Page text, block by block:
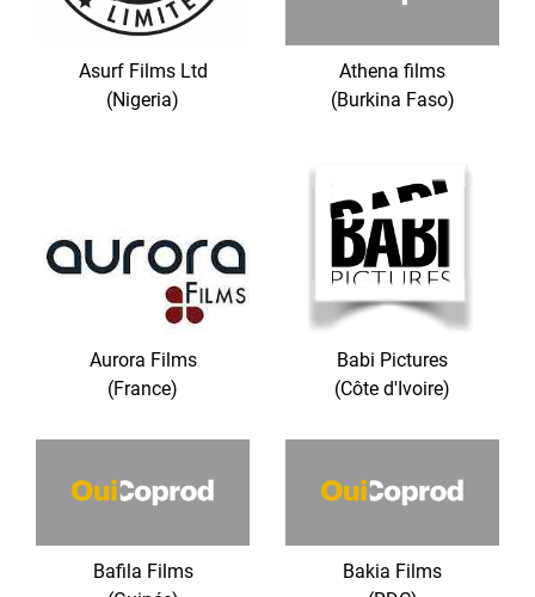
Asurf Films Ltd
(Nigeria)
Athena films
(Burkina Faso)
Aurora Films
(France)
Babi Pictures
(Côte d'Ivoire)
Bafila Films
Bakia Films